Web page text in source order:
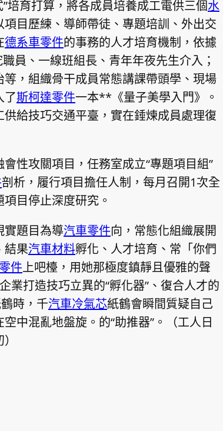
培育打算，將各成員培養成工電供三個水
目歷練、導師帶徒、專題培訓、外出交
德系車零件的事務的人才培育機制，依據
員、一線班組長、青年年夜先生介入；
，組織骨干成員常態講課帶頭學、現場
了斯柯達零件一本**《量子美學入門》。
給技巧交通平臺，實在錘煉成員處理復
性攻關項目，任務室成立“專題項目組”
剖析，履行項目擔任人制，每月召開1次全
目停止深度研究。
實題目為導汽車零件向，常態化組織展開
結果汽車材料孵化、人才培育、常「你們
件上吧檯，用她那極度鎮靜且優雅的聲
業打造技巧立異的“孵化器”、復合人才的
時，千汽車冷氣芯紙鶴會瞬間質疑自己
空中混亂地盤旋。的“助推器”。（工人日